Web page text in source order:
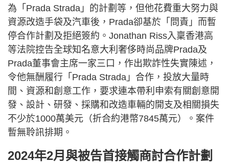
為「Prada Strada」的計劃等，但他花費重大努力與
資源改造手袋及汽車後，Prada卻基於「問責」而暫
停合作計劃及拒絕簽約。Jonathan Riss入稟香港高
等法院控告全球知名意大利奢侈時尚品牌Prada及
Prada董事會主席一家三口，作出欺詐性失實陳述，
令他無酬履行「Prada Strada」合作，投放大量時
間、資源和創意工作，要求連本帶利申索有關創意開
發、設計、研發、採購和改造車輛的開支及相關損失
不少於1000萬美元（折合約港幣7845萬元）。案件
暫無聆訊排期。
2024年2月與被告首接觸商討合作計劃